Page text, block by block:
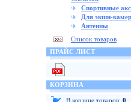
Спортивные
Для экшн-
Антенны
Список товаров
ПРАЙС ЛИСТ
КОРЗИНА
В корзине товаров: 0